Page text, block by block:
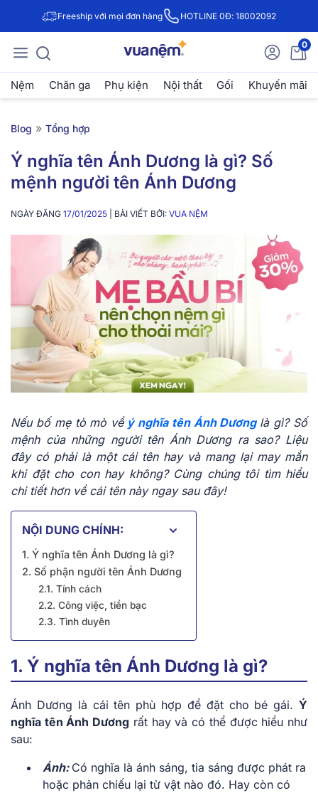
Freeship với mọi đơn hàng HOTLINE 0Đ: 18002092
0
Nệm Chăn ga Phụ kiện Nội thất Gối Khuyến mãi
Blog » Tổng hợp
Ý nghĩa tên Ánh Dương là gì? Số
mệnh người tên Ánh Dương
NGÀY ĐĂNG 17/01/2025 | BÀI VIẾT BỞI: VUA NỆM
Nếu bố mẹ tò mò vềý nghĩa tên Ánh Dương là gì? Số
mệnh của những người tên Ánh Dương ra sao? Liệu
đây có phải là một cái tên hay và mang lại may mắn
khi đặt cho con hay không? Cùng chúng tôi tìm hiểu
chi tiết hơn về cái tên này ngay sau đây!
NỘI DUNG CHÍNH:
1. Ý nghĩa tên Ánh Dương là gì?
2. Số phận người tên Ánh Dương
2.1. Tính cách
2.2. Công việc, tiền bạc
2.3. Tình duyên
1. Ý nghĩa tên Ánh Dương là gì?
Ánh Dương là cái tên phù hợp để đặt cho bé gái. Ý
nghĩa tên Ánh Dương rất hay và có thể được hiểu như
sau:
Ánh: Có nghĩa là ánh sáng, tia sáng được phát ra
hoặc phản chiếu lại từ vật nào đó. Hay còn có